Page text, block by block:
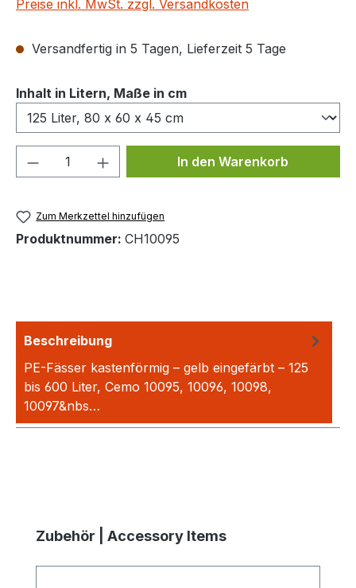
Preise inkl. MwSt. zzgl. Versandkosten
Versandfertig in 5 Tagen, Lieferzeit 5 Tage
Inhalt in Litern, Maße in cmauswählen
Produkt Anzahl: Gib denIn den Warenkorb
Zum Merkzettel hinzufügen
Produktnummer: CH10095
Beschreibung
PE-Fässer kastenförmig – gelb eingefärbt – 125
bis 600 Liter, Cemo 10095, 10096, 10098,
10097&nbs…
Produktgalerie überspringen
Zubehör | Accessory Items